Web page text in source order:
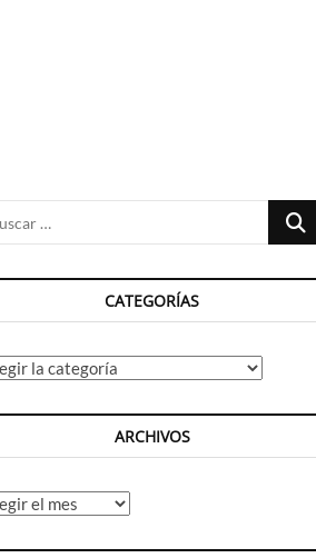
Buscar
CATEGORÍAS
ARCHIVOS